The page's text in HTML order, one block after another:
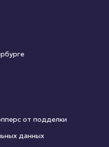
от подделки
данных